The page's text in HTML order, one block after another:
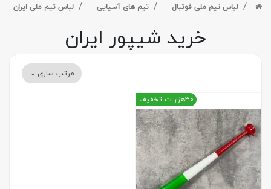
لباس تیم ملی فوتبال تیم های آسیایی لباس تیم ملی ایران
خرید شیپور ایران
مرتب سازی
30هزار ت تخفیف